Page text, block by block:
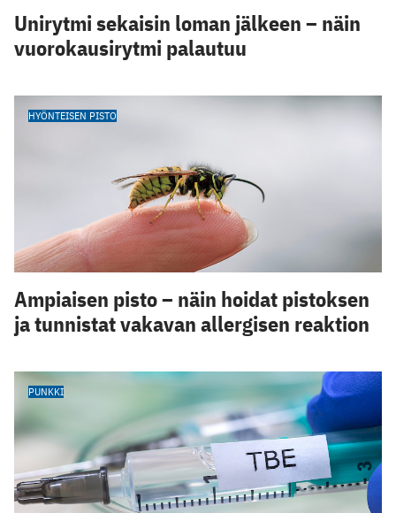
Unirytmi sekaisin loman jälkeen – näin
vuorokausirytmi palautuu
HYÖNTEISEN PISTO
Ampiaisen pisto – näin hoidat pistoksen
ja tunnistat vakavan allergisen reaktion
PUNKKI